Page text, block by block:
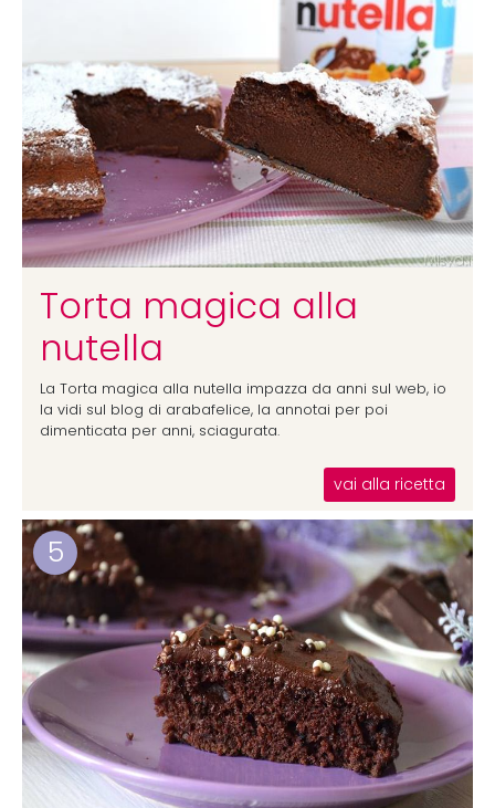
Torta magica alla
nutella
La Torta magica alla nutella impazza da anni sul web, io
la vidi sul blog di arabafelice, la annotai per poi
dimenticata per anni, sciagurata.
vai alla ricetta
5